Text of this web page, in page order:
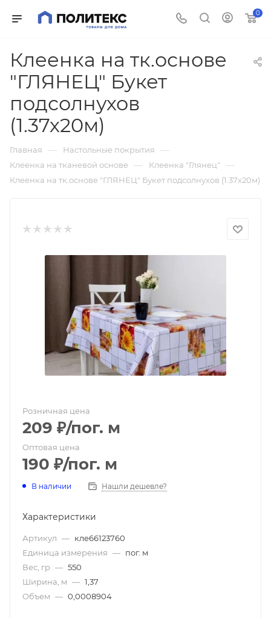
0
Клеенка на тк.основе
"ГЛЯНЕЦ" Букет
подсолнухов
(1.37х20м)
Главная — Настольные покрытия —
Клеенка на тканевой основе — Клеенка "Глянец" —
Клеенка на тк.основе "ГЛЯНЕЦ" Букет подсолнухов (1.37х20м)
Розничная цена
209 ₽/пог. м
Оптовая цена
190 ₽/пог. м
В наличии Нашли дешевле?
Характеристики
Артикул — кле66123760
Единица измерения — пог. м
Вес, гр — 550
Ширина, м — 1,37
Объем — 0,0008904